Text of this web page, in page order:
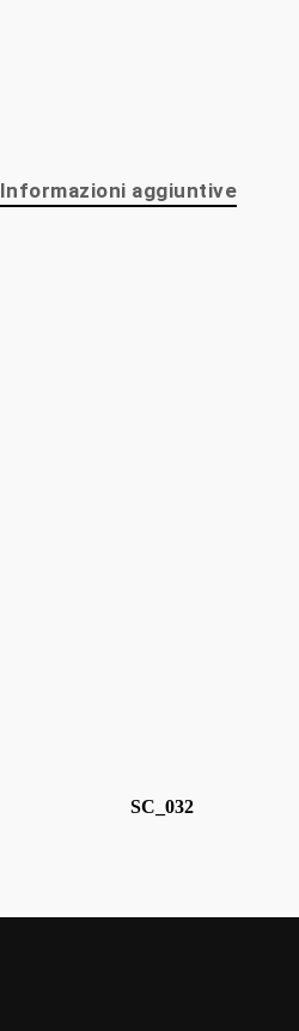
Informazioni aggiuntive
SC_032